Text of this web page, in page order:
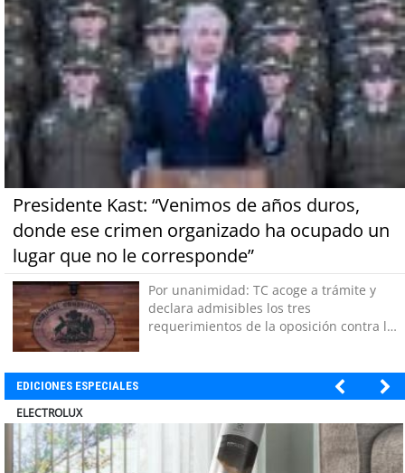
Presidente Kast: “Venimos de años duros,
donde ese crimen organizado ha ocupado un
lugar que no le corresponde”
Por unanimidad: TC acoge a trámite y
declara admisibles los tres
requerimientos de la oposición contra la
EDICIONES ESPECIALES
MUTUAL